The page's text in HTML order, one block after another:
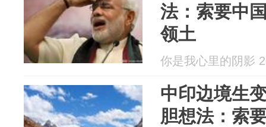
法：索要中
领土
你是我心里的阴影
中印边境生
胆想法：索